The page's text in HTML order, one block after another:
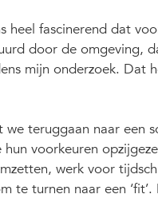
heel fascinerend dat
door de omgeving,
mijn onderzoek. Dat
teruggaan naar een
voorkeuren
werk voor
te turnen naar een